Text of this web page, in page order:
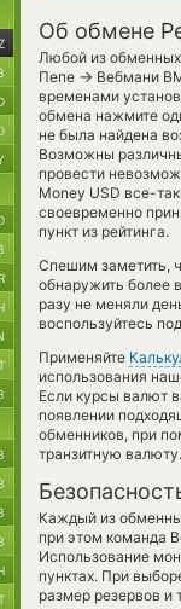
Об обмене
Любой из обменных
Пепе → Вебмани
временами
обмена нажмите
не была найдена
Возможны
провести
Money USD все-
своевременно
пункт из рейтинга.
Спешим заметить,
обнаружить более
разу не меняли
воспользуйтесь
Применяйте
использования
Если курсы валют
появлении
обменников, при
транзитную валюту.
Каждый из
при этом команда
Использование
пунктах. При
размер резервов и